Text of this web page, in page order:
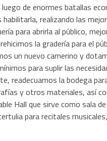
de enormes batallas
realizando las
para abrirla al público,
la gradería para el
un nuevo camerino y
para suplir las
readecuamos la bodega
y otros materiales, así
Hall que sirve como sala
para recitales